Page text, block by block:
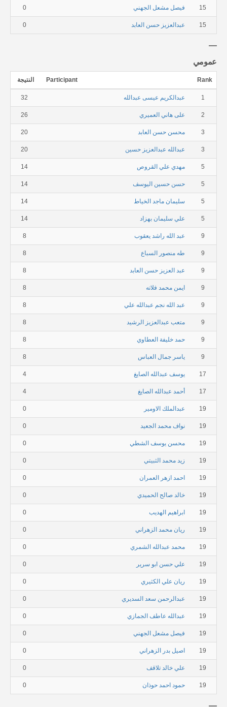
15 فيصل مشعل الجهني 0
15 عبدالعزيز حسن العابد 0
عمومي
Rank
Participant النتيجة
1 عبدالكريم عيسى عبدالله 32
2 على هاني العميري 26
3 محسن حسن العابد 20
3 عبدالله عبدالعزيز حسين 20
5 مهدي علي القروص 14
5 حسن حسين اليوسف 14
5 سليمان ماجد الخياط 14
5 علي سليمان بهزاد 14
9 عبد الله راشد يعقوب 8
9 طه منصور السباع 8
9 عبد العزيز حسن العابد 8
9 ايمن محمد فلاته 8
9 عبد الله نجم عبدالله علي 8
9 متعب عبدالعزيز الرشيد 8
9 حمد خليفة العطاوي 8
9 ياسر جمال العباس 8
17 يوسف عبدالله الصايغ 4
17 أحمد عبدالله الصايغ 4
19 عبدالملك الاومير 0
19 نواف محمد الجعيد 0
19 محسن يوسف الشطي 0
19 زيد محمد الثبيتي 0
19 احمد ازهر العمران 0
19 خالد صالح الحميدي 0
19 ابراهيم الهديب 0
19 ريان محمد الزهراني 0
19 محمد عبدالله الشمري 0
19 علي حسن ابو سرير 0
19 ريان علي الكثيري 0
19 عبدالرحمن سعد السديري 0
19 عبدالله عاطف الجمازي 0
19 فيصل مشعل الجهني 0
19 اصيل بدر الزهراني 0
19 علي خالد تلاقف 0
19 حمود احمد حوذان 0